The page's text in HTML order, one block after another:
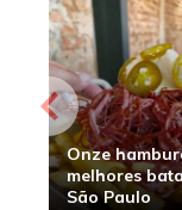
Onze
melhores
São Paulo